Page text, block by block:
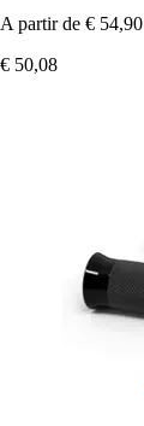
A partir de € 54,90
€ 50,08